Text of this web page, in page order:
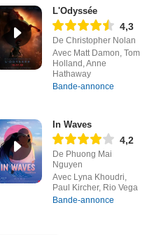
L'Odyssée
4,3
De Christopher Nolan
Avec Matt Damon, Tom
Holland, Anne
Hathaway
Bande-annonce
In Waves
4,2
De Phuong Mai
Nguyen
Avec Lyna Khoudri,
Paul Kircher, Rio Vega
Bande-annonce